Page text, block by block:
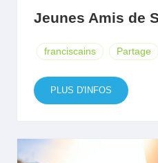
Jeunes Amis de
franciscains Partage
PLUS D'INFOS